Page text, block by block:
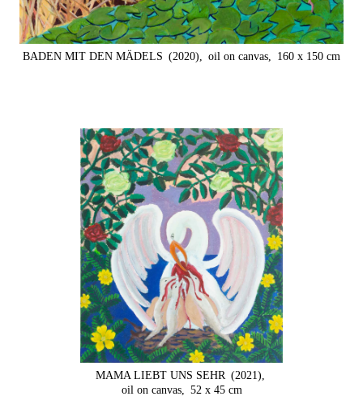
BADEN MIT DEN MÄDELS (2020), oil on canvas, 160 x 150 cm
MAMA LIEBT UNS SEHR (2021),
oil on canvas,
52 x 45 cm